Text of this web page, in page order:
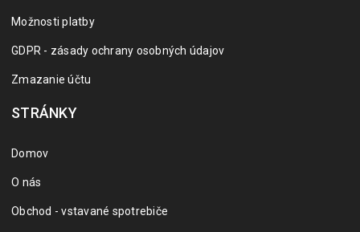
Možnosti platby
GDPR - zásady ochrany osobných údajov
Zmazanie účtu
STRÁNKY
Domov
O nás
Obchod - vstavané spotrebiče